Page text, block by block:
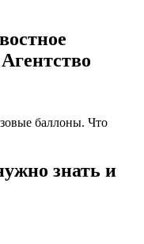
баллоны. Что
знать и